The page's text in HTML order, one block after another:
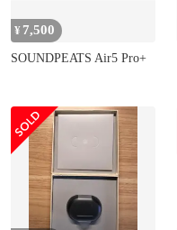
¥ 7,500
SOUNDPEATS Air5 Pro+